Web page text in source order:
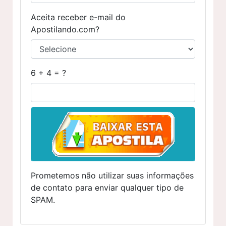
Aceita receber e-mail do
Apostilando.com?
6 + 4 = ?
Prometemos não utilizar suas informações
de contato para enviar qualquer tipo de
SPAM.